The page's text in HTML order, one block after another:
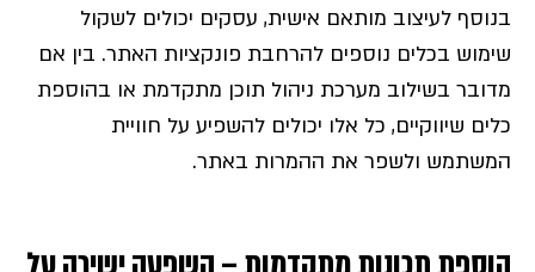
בנוסף לעיצוב מותאם אישית, עסקים יכולים לשקול
שימוש בכלים נוספים להרחבת פונקציות האתר. בין אם
מדובר בשילוב מערכת ניהול תוכן מתקדמת או בהוספת
כלים שיווקיים, כל אלו יכולים להשפיע על חוויית
המשתמש ולשפר את ההמרות באתר.